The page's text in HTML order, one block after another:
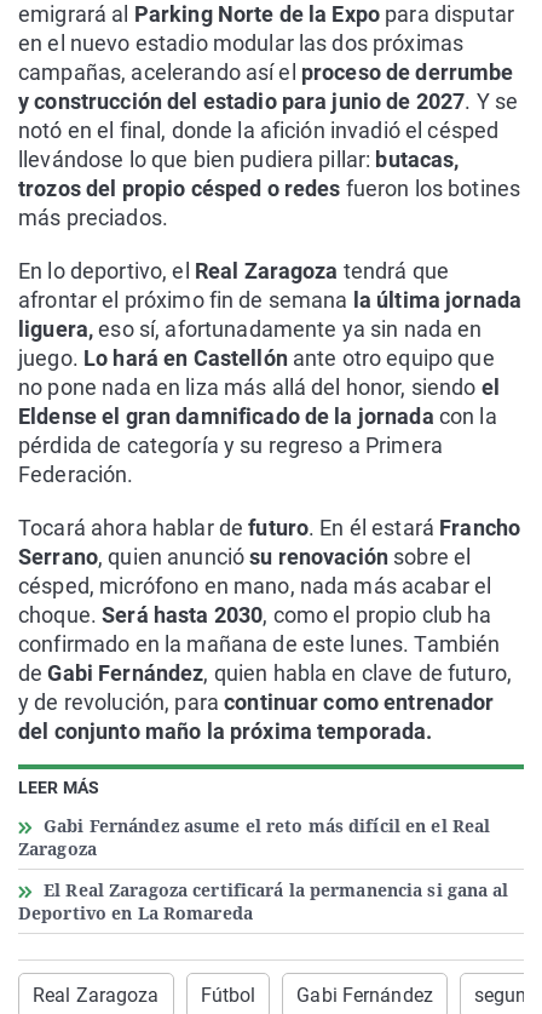
LEER MÁS
Gabi Fernández asume el reto más difícil en el Real
Zaragoza
El Real Zaragoza certificará la permanencia si gana al
Deportivo en La Romareda
emigrará al Parking Norte de la Expo para disputar
en el nuevo estadio modular las dos próximas
campañas, acelerando así el proceso de derrumbe
y construcción del estadio para junio de 2027. Y se
notó en el final, donde la afición invadió el césped
llevándose lo que bien pudiera pillar: butacas,
trozos del propio césped o redes fueron los botines
más preciados.
En lo deportivo, el Real Zaragoza tendrá que
afrontar el próximo fin de semana la última jornada
liguera,eso sí, afortunadamente ya sin nada en
juego. Lo hará en Castellónante otro equipo que
no pone nada en liza más allá del honor, siendo el
Eldense el gran damnificado de la jornada con la
pérdida de categoría y su regreso a Primera
Federación.
Tocará ahora hablar defuturo. En él estará Francho
Serrano, quien anunciósu renovación sobre el
césped, micrófono en mano, nada más acabar el
choque.Será hasta 2030, como el propio club ha
confirmado en la mañana de este lunes. También
deGabi Fernández, quien habla en clave de futuro,
y de revolución, paracontinuar como entrenador
del conjunto maño la próxima temporada.
Real Zaragoza Fútbol Gabi Fernández